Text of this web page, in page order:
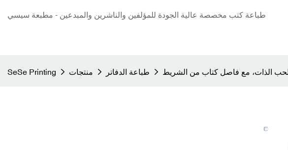
طباعة كتب مخصصة عالية الجودة للمؤلفين والناشرين والمبدعين - مطبعة سيسي
SeSe Printing منتجات طباعة الدفاتر